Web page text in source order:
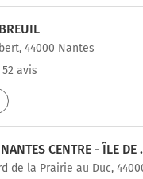
44000 Nantes
52 avis
EKLO
la Prairie au Duc, 44000